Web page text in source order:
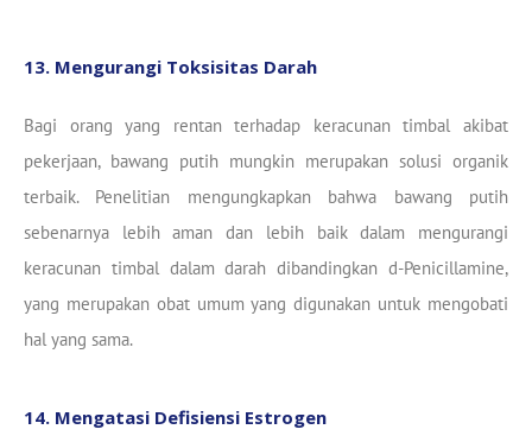
13. Mengurangi Toksisitas Darah
Bagi orang yang rentan terhadap keracunan timbal akibat
pekerjaan, bawang putih mungkin merupakan solusi organik
terbaik. Penelitian mengungkapkan bahwa bawang putih
sebenarnya lebih aman dan lebih baik dalam mengurangi
keracunan timbal dalam darah dibandingkan d-Penicillamine,
yang merupakan obat umum yang digunakan untuk mengobati
hal yang sama.
14. Mengatasi Defisiensi Estrogen